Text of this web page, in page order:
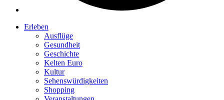
Erleben
Ausflüge
Gesundheit
Geschichte
Kelten Euro
Kultur
Sehenswürdigkeiten
Shopping